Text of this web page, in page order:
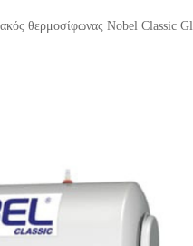
θερμοσίφωνας Nobel Classic